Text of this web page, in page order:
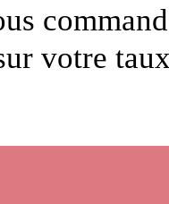
votre